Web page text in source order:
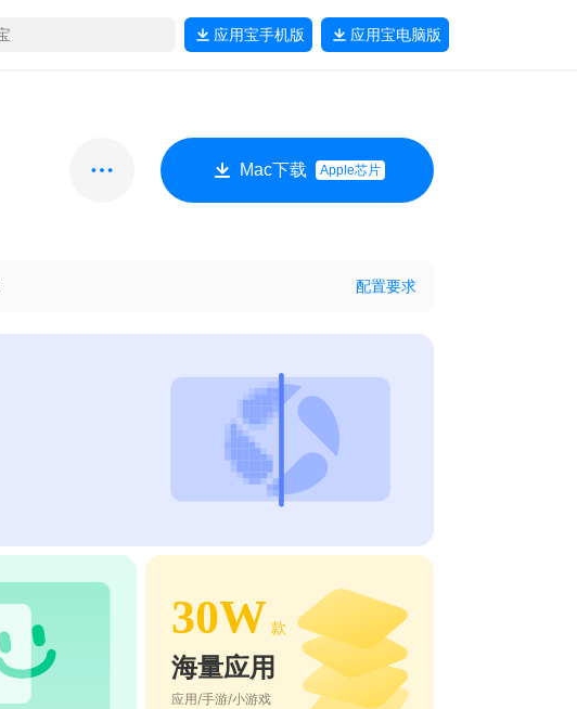
应用宝手机版 应用宝电脑版
Mac下载 Apple芯片
配置要求
30W 款
海量应用
应用/手游/小游戏